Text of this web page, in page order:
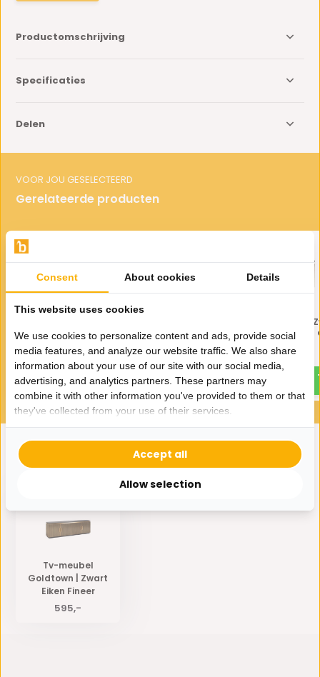
Productomschrijving
Specificaties
Delen
VOOR JOU GESELECTEERD
Gerelateerde producten
Eiken Fineer | Ø90 cm
549,-
Salontafel Goldtown
Eiken Fineer | 90 x 90
549,-
Eerder bekeken door jou
Tv-meubel
Goldtown | Zwart
Eiken Fineer
595,-
Consent About cookies Details
This website uses cookies
We use cookies to personalize content and ads, provide social
media features, and analyze our website traffic. We also share
information about your use of our site with our social media,
advertising, and analytics partners. These partners may
combine it with other information you've provided to them or that
they've collected from your use of their services.
Allow selection
Accept all